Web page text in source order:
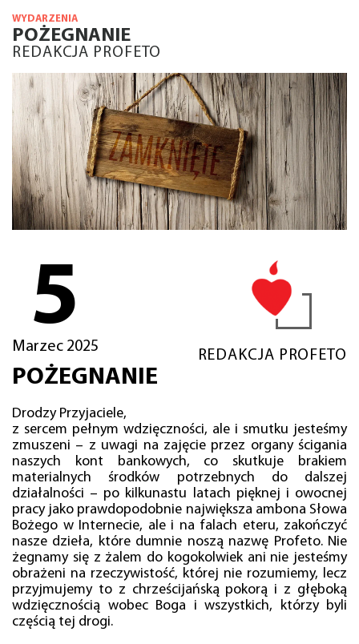
WYDARZENIA
POŻEGNANIE
REDAKCJA PROFETO
5
Marzec 2025
REDAKCJA PROFETO
POŻEGNANIE
Drodzy Przyjaciele,
z sercem pełnym wdzięczności, ale i smutku jesteśmy
zmuszeni – z uwagi na zajęcie przez organy ścigania
naszych kont bankowych, co skutkuje brakiem
materialnych środków potrzebnych do dalszej
działalności – po kilkunastu latach pięknej i owocnej
pracy jako prawdopodobnie największa ambona Słowa
Bożego w Internecie, ale i na falach eteru, zakończyć
nasze dzieła, które dumnie noszą nazwę Profeto. Nie
żegnamy się z żalem do kogokolwiek ani nie jesteśmy
obrażeni na rzeczywistość, której nie rozumiemy, lecz
przyjmujemy to z chrześcijańską pokorą i z głęboką
wdzięcznością wobec Boga i wszystkich, którzy byli
częścią tej drogi.